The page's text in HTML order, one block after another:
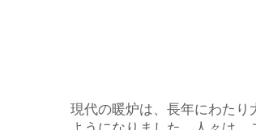
現代の暖炉は、長年にわた